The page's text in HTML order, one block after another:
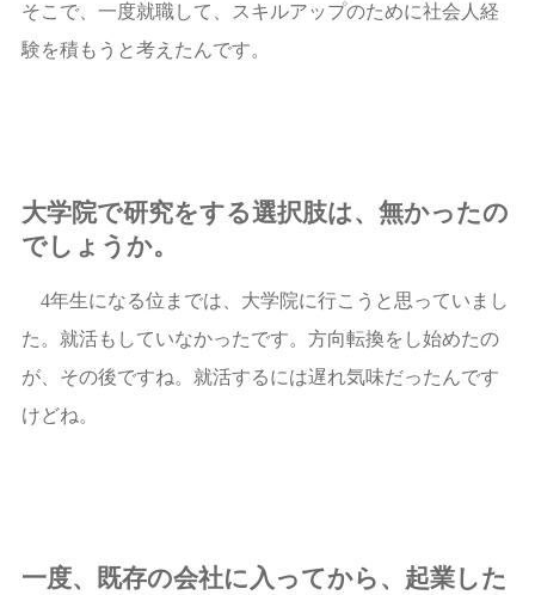
そこで、一度就職して、スキルアップのために社会人経
験を積もうと考えたんです。
大学院で研究をする選択肢は、無かったの
でしょうか。
4年生になる位までは、大学院に行こうと思っていまし
た。就活もしていなかったです。方向転換をし始めたの
が、その後ですね。就活するには遅れ気味だったんです
けどね。
一度、既存の会社に入ってから、起業した